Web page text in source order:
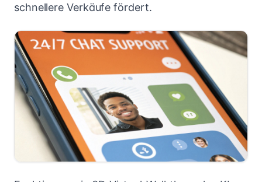
schnellere Verkäufe fördert.